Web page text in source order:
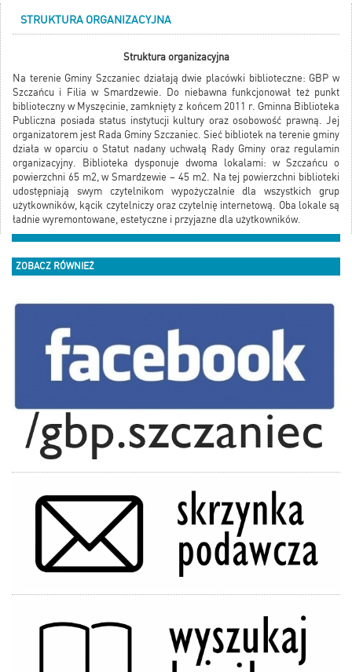
STRUKTURA ORGANIZACYJNA
Struktura organizacyjna
Na terenie Gminy Szczaniec działają dwie placówki biblioteczne: GBP w
Szczańcu i Filia w Smardzewie. Do niebawna funkcjonował też punkt
biblioteczny w Myszęcinie, zamknięty z końcem 2011 r. Gminna Biblioteka
Publiczna posiada status instytucji kultury oraz osobowość prawną. Jej
organizatorem jest Rada Gminy Szczaniec. Sieć bibliotek na terenie gminy
działa w oparciu o Statut nadany uchwałą Rady Gminy oraz regulamin
organizacyjny. Biblioteka dysponuje dwoma lokalami: w Szczańcu o
powierzchni 65 m2, w Smardzewie – 45 m2. Na tej powierzchni biblioteki
udostępniają swym czytelnikom wypożyczalnie dla wszystkich grup
użytkowników, kącik czytelniczy oraz czytelnię internetową. Oba lokale są
ładnie wyremontowane, estetyczne i przyjazne dla użytkowników.
ZOBACZ RÓWNIEŻ